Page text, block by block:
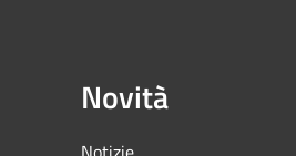
Novità